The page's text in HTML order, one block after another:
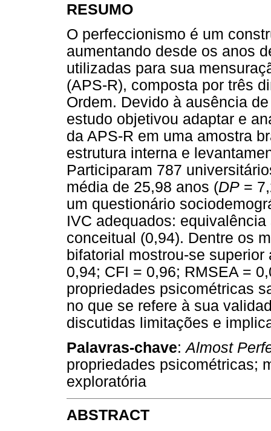
RESUMO
O perfeccionismo é um
aumentando desde os anos
utilizadas para sua
(APS-R), composta por três
Ordem. Devido à ausência
estudo objetivou adaptar e
da APS-R em uma amostra
estrutura interna e
Participaram 787
média de 25,98 anos (DP =
um questionário
IVC adequados:
conceitual (0,94). Dentre os
bifatorial mostrou-se superior
0,94; CFI = 0,96; RMSEA =
propriedades psicométricas
no que se refere à sua
discutidas limitações e
Palavras-chave:Almost
propriedades psicométricas;
exploratória
ABSTRACT